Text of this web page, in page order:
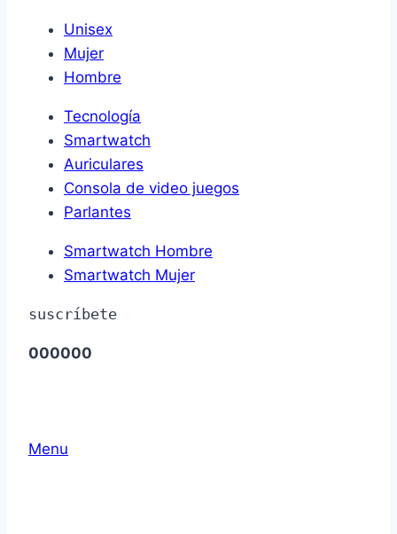
Unisex
Mujer
Hombre
Tecnología
Smartwatch
Auriculares
Consola de video juegos
Parlantes
Smartwatch Hombre
Smartwatch Mujer
suscríbete
000000
Menu